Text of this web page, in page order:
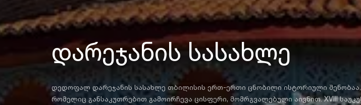
დარეჯანის სასახლე
დედოფალ დარეჯანის სასახლე თბილისის ერთ-ერთი ცნობილი ისტორიული შენობაა,
რომელიც განსაკუთრებით გამოირჩევა ცისფერი, მომრგვალებული აივნით. XVIII საუკუნეში